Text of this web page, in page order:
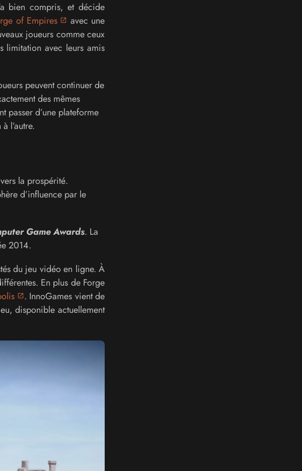
bien compris, et décide
of Empires
avec une
joueurs comme ceux
limitation avec leurs amis
peuvent continuer de
des mêmes
passer d’une plateforme
l’autre.
la prospérité.
d’influence par le
Game Awards. La
2014.
du jeu vidéo en ligne. À
En plus de Forge
. InnoGames vient de
disponible actuellement